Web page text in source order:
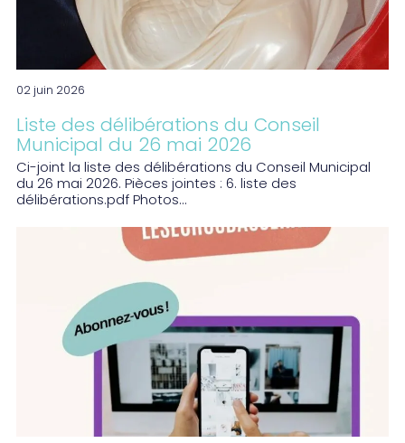
02 juin 2026
Liste des délibérations du Conseil
Municipal du 26 mai 2026
Ci-joint la liste des délibérations du Conseil Municipal
du 26 mai 2026. Pièces jointes : 6. liste des
délibérations.pdf Photos...